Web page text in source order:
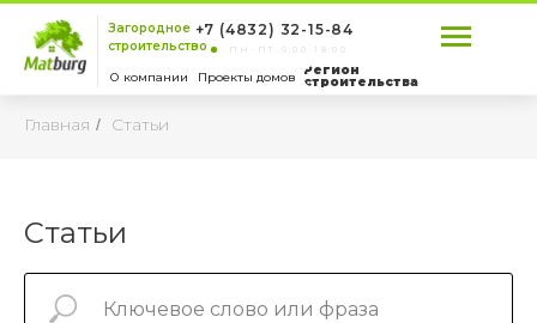
О компании Проекты домов
+7 (4832) 32-15-84
Загородное
строительство
ПН-ПТ 9:00-18:00
Регион
строительства
Главная / Статьи
Статьи